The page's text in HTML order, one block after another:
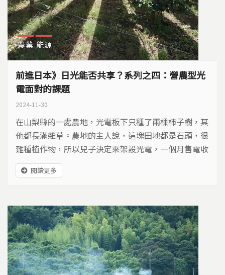
農業 能源
前進日本》日光能否共享？系列之四：營農型光
電面對的課題
2024-11-30
在山梨縣的一處農地，光電板下只種了兩棵柿子樹，其
他都長滿雜草。農地的主人說，這塊田地都是石頭，很
難種植作物，所以兒子決定來架設光電，一個月售電收
入約有20萬日幣。
閱讀更多